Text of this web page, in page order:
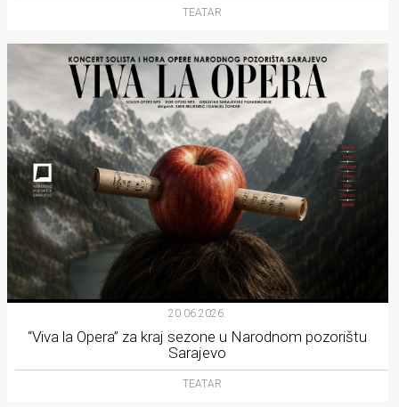
TEATAR
20.06.2026.
“Viva la Opera” za kraj sezone u Narodnom pozorištu
Sarajevo
TEATAR